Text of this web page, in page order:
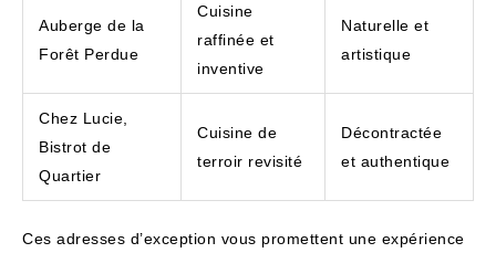
Auberge de la
Forêt Perdue
Cuisine
raffinée et
inventive
Naturelle et
artistique
Chez Lucie,
Bistrot de
Quartier
Cuisine de
terroir revisité
Décontractée
et authentique
Ces adresses d’exception vous promettent une expérience